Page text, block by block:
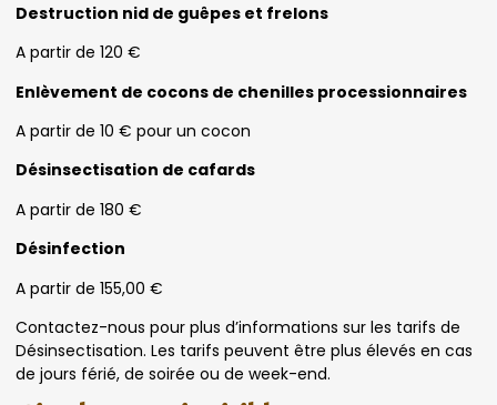
Destruction nid de guêpes et frelons
A partir de 120 €
Enlèvement de cocons de chenilles processionnaires
A partir de 10 € pour un cocon
Désinsectisation de cafards
A partir de 180 €
Désinfection
A partir de 155,00 €
Contactez-nous pour plus d’informations sur les tarifs de
Désinsectisation. Les tarifs peuvent être plus élevés en cas
de jours férié, de soirée ou de week-end.